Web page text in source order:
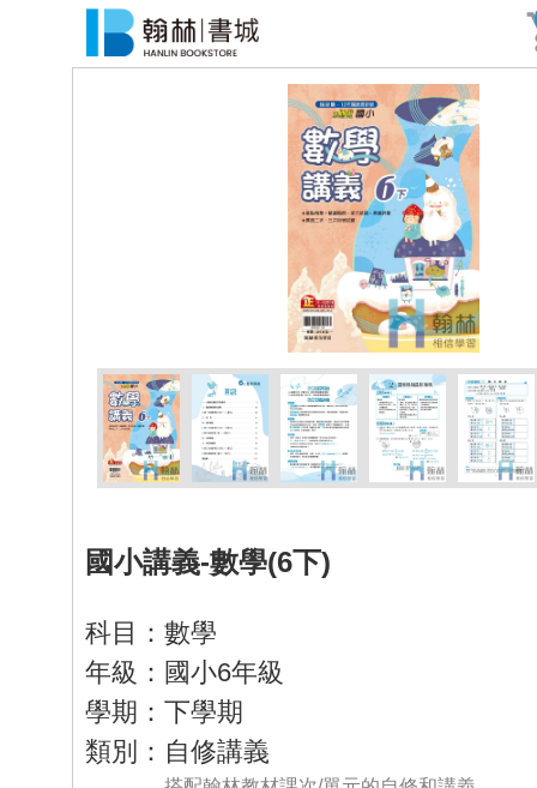
國小講義-數學(6下)
科目：數學
年級：國小6年級
學期：下學期
類別：自修講義